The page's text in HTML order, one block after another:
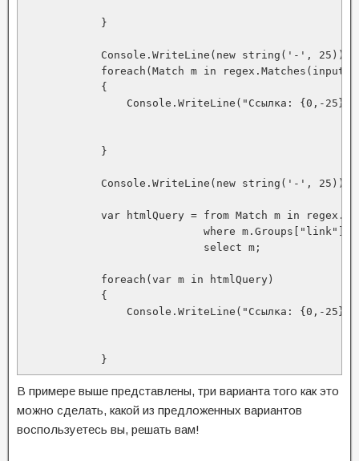
            }
            Console.WriteLine(new string('-', 25));
            foreach(Match m in regex.Matches(input))
            {
Console.WriteLine("Ссылка: {0,-25}
            }
            Console.WriteLine(new string('-', 25));
var htmlQuery = from Match m in
where
                            select m;
            foreach(var m in htmlQuery)
            {
Console.WriteLine("Ссылка: {0,-25}
            }
В примере выше представлены, три варианта того как это
можно сделать, какой из предложенных вариантов
воспользуетесь вы, решать вам!